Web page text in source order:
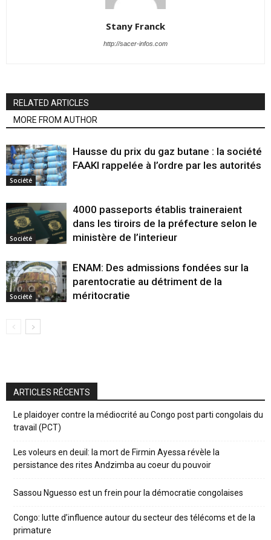
Stany Franck
http://sacer-infos.com
RELATED ARTICLES
MORE FROM AUTHOR
Société
Hausse du prix du gaz butane : la société
FAAKI rappelée à l’ordre par les autorités
Société
4000 passeports établis traineraient
dans les tiroirs de la préfecture selon le
ministère de l’interieur
Société
ENAM: Des admissions fondées sur la
parentocratie au détriment de la
méritocratie
ARTICLES RÉCENTS
Le plaidoyer contre la médiocrité au Congo post parti congolais du
travail (PCT)
Les voleurs en deuil: la mort de Firmin Ayessa révèle la
persistance des rites Andzimba au coeur du pouvoir
Sassou Nguesso est un frein pour la démocratie congolaises
Congo: lutte d’influence autour du secteur des télécoms et de la
primature